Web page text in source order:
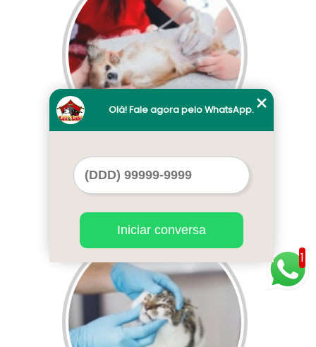
clínica veterinária ultrassom telefone
Asa Norte
1
Olá! Fale agora pelo WhatsApp.
Iniciar conversa